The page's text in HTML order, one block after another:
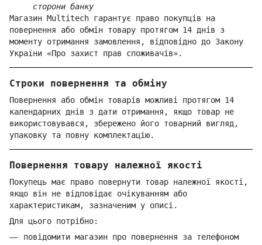
сторони банку
Магазин Multitech гарантує право покупців на
повернення або обмін товару протягом 14 днів з
моменту отримання замовлення, відповідно до Закону
України «Про захист прав споживачів».
Строки повернення та обміну
Повернення або обмін товарів можливі протягом 14
календарних днів з дати отримання, якщо товар не
використовувався, збережено його товарний вигляд,
упаковку та повну комплектацію.
Повернення товару належної якості
Покупець має право повернути товар належної якості,
якщо він не відповідає очікуванням або
характеристикам, зазначеним у описі.
Для цього потрібно:
повідомити магазин про повернення за телефоном